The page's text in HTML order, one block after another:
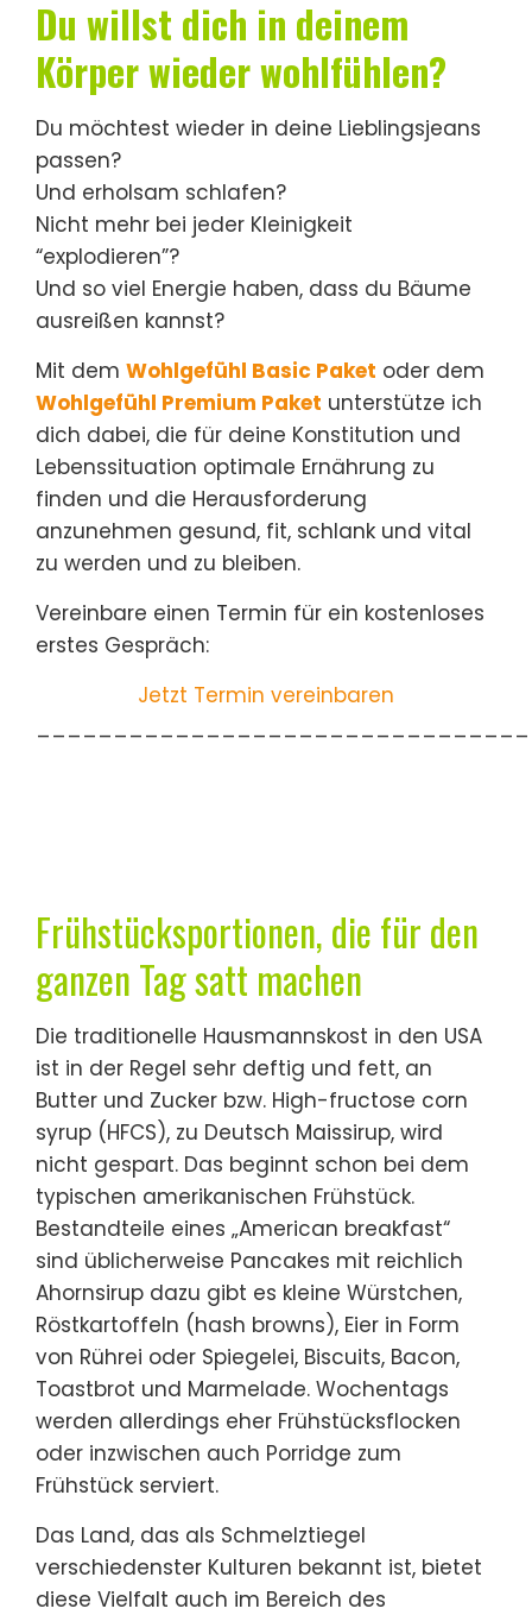
Du willst dich in deinem
Körper wieder wohlfühlen?
Du möchtest wieder in deine Lieblingsjeans
passen?
Und erholsam schlafen?
Nicht mehr bei jeder Kleinigkeit
“explodieren”?
Und so viel Energie haben, dass du Bäume
ausreißen kannst?
Mit dem Wohlgefühl Basic Paket oder dem
Wohlgefühl Premium Paket unterstütze ich
dich dabei, die für deine Konstitution und
Lebenssituation optimale Ernährung zu
finden und die Herausforderung
anzunehmen gesund, fit, schlank und vital
zu werden und zu bleiben.
Vereinbare einen Termin für ein kostenloses
erstes Gespräch:
Jetzt Termin vereinbaren
Frühstücksportionen, die für den
ganzen Tag satt machen
Die traditionelle Hausmannskost in den USA
ist in der Regel sehr deftig und fett, an
Butter und Zucker bzw. High-fructose corn
syrup (HFCS), zu Deutsch Maissirup, wird
nicht gespart. Das beginnt schon bei dem
typischen amerikanischen Frühstück.
Bestandteile eines „American breakfast“
sind üblicherweise Pancakes mit reichlich
Ahornsirup dazu gibt es kleine Würstchen,
Röstkartoffeln (hash browns), Eier in Form
von Rührei oder Spiegelei, Biscuits, Bacon,
Toastbrot und Marmelade. Wochentags
werden allerdings eher Frühstücksflocken
oder inzwischen auch Porridge zum
Frühstück serviert.
Das Land, das als Schmelztiegel
verschiedenster Kulturen bekannt ist, bietet
diese Vielfalt auch im Bereich des